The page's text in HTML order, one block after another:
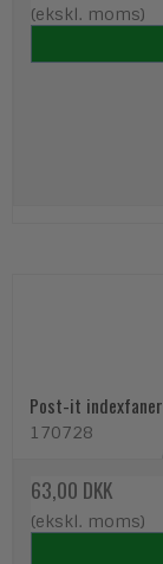
(ekskl. moms)
Post-it
170728
63,00 DKK
(ekskl. moms)